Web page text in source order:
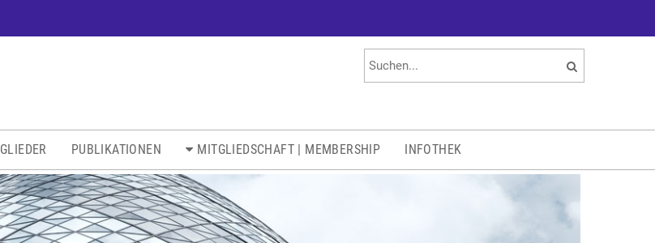
PUBLIKATIONEN MITGLIEDSCHAFT | MEMBERSHIP INFOTHEK